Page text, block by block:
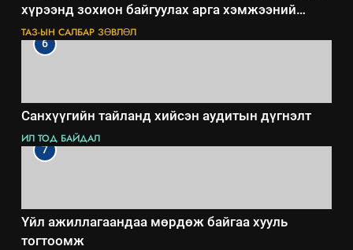
хүрээнд зохион байгуулах арга хэмжээний
төлөвлөгөө
ТАЗ-ЫН САЛБАР ЗӨВЛӨЛ
6
Санхүүгийн тайланд хийсэн аудитын дүгнэлт
ИЛ ТОД БАЙДАЛ
7
Үйл ажиллагаандаа мөрдөж байгаа хууль
тогтоомж